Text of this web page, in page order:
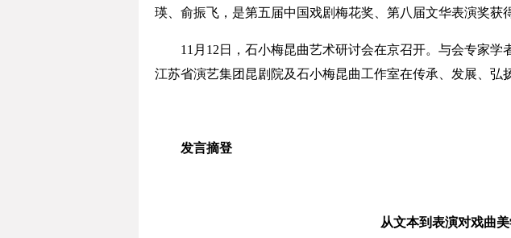
瑛、俞振飞，是第五届中国戏剧梅花奖、第八届文华表演奖获
11月12日，石小梅昆曲艺术研讨会在京召开。与会专家学
江苏省演艺集团昆剧院及石小梅昆曲工作室在传承、发展、弘
发言摘登
从文本到表演对戏曲